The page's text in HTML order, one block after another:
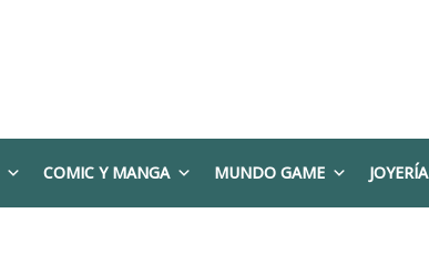
COMIC Y MANGA MUNDO GAME JOYERÍA